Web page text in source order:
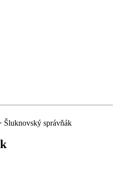
Šluknovský správňák